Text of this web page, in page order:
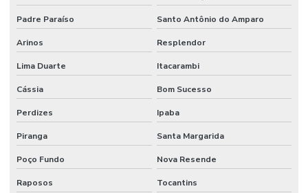
Padre Paraíso Santo Antônio do Amparo
Arinos Resplendor
Lima Duarte Itacarambi
Cássia Bom Sucesso
Perdizes Ipaba
Piranga Santa Margarida
Poço Fundo Nova Resende
Raposos Tocantins